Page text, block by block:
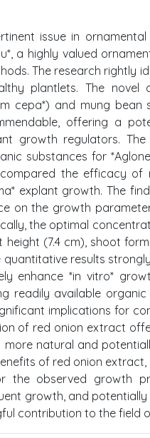
issue in
a highly valued
The research rightly
plantlets. The
cepa*) and mung
offering a
growth regulators.
substances for
the efficacy
explant growth. The
on the growth
the optimal
(7.4 cm), shoot
quantitative results
enhance *in vitro*
readily available
implications for
of red onion extract
more natural and
of red onion
the observed growth
growth, and
contribution to the